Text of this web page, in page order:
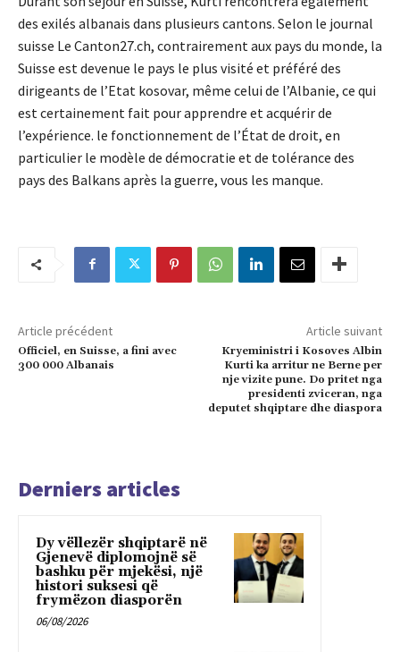
des exilés albanais dans plusieurs cantons. Selon le journal
suisse Le Canton27.ch, contrairement aux pays du monde, la
Suisse est devenue le pays le plus visité et préféré des
dirigeants de l’Etat kosovar, même celui de l’Albanie, ce qui
est certainement fait pour apprendre et acquérir de
l’expérience. le fonctionnement de l’État de droit, en
particulier le modèle de démocratie et de tolérance des
pays des Balkans après la guerre, vous les manque.
Article précédent
Officiel, en Suisse, a fini avec
300 000 Albanais
Article suivant
Kryeministri i Kosoves Albin
Kurti ka arritur ne Berne per
nje vizite pune. Do pritet nga
presidenti zviceran, nga
deputet shqiptare dhe diaspora
Derniers articles
Dy vëllezër shqiptarë në
Gjenevë diplomojnë së
bashku për mjekësi, një
histori suksesi që
frymëzon diasporën
06/08/2026